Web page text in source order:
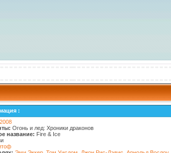
:
2008
Огонь и лед: Хроники драконов
название: Fire & Ice